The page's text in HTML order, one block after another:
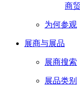
商
为何参观
展商与展品
展商搜索
展品类别